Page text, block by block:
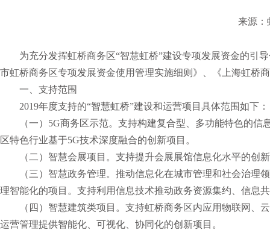
来源：
为充分发挥虹桥商务区“智慧虹桥”建设专项发展资金的引
市虹桥商务区专项发展资金使用管理实施细则》、《上海虹桥
一、支持范围
2019年度支持的“智慧虹桥”建设和运营项目具体范围如下：
（一）5G商务区示范。支持构建复合型、多功能特色的
区特色行业基于5G技术深度融合的创新项目。
（二）智慧会展项目。支持提升会展展馆信息化水平的
（三）智慧政务管理。推动信息化在城市管理和社会治
理智能化的项目。支持利用信息技术推动政务资源集约、信息
（四）智慧建筑类项目。支持虹桥商务区内应用物联网
运营管理提供智能化、可视化、协同化的创新项目。